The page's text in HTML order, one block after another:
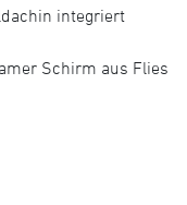
integriert
Schirm aus Flies